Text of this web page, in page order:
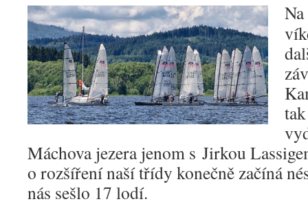
Máchova jezera jenom s Jirkou
o rozšíření naší třídy konečně začíná
nás sešlo 17 lodí.